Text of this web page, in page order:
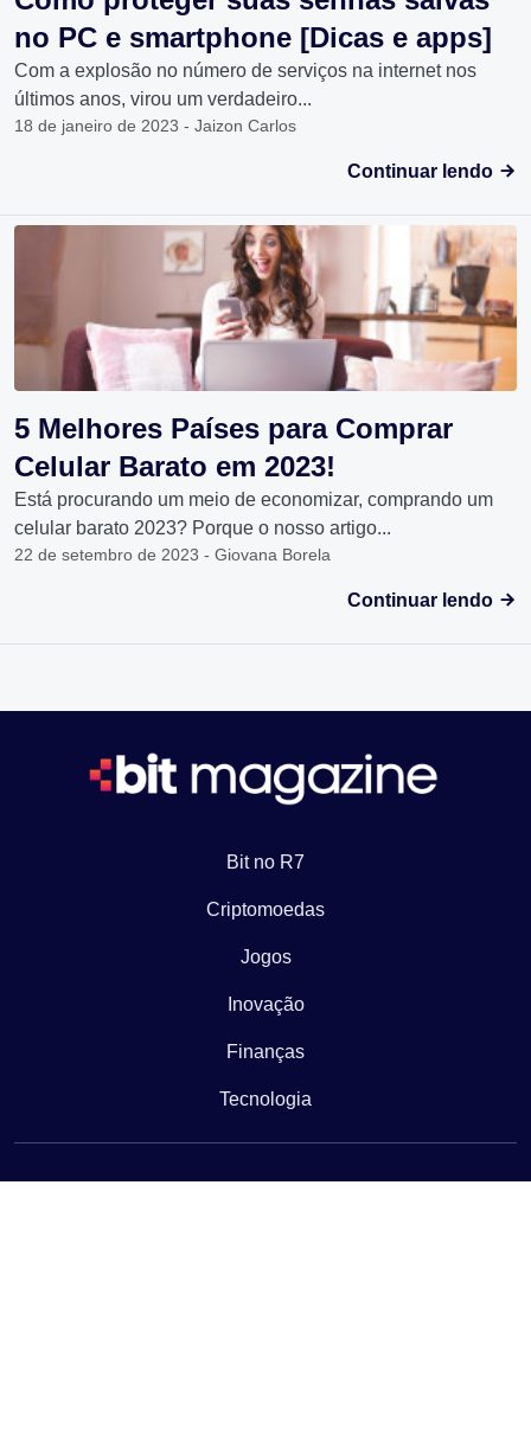
no PC e smartphone [Dicas e apps]
Com a explosão no número de serviços na internet nos
últimos anos, virou um verdadeiro...
18 de janeiro de 2023 - Jaizon Carlos
Continuar lendo
5 Melhores Países para Comprar
Celular Barato em 2023!
Está procurando um meio de economizar, comprando um
celular barato 2023? Porque o nosso artigo...
22 de setembro de 2023 - Giovana Borela
Continuar lendo
Bit no R7
Criptomoedas
Jogos
Inovação
Finanças
Tecnologia